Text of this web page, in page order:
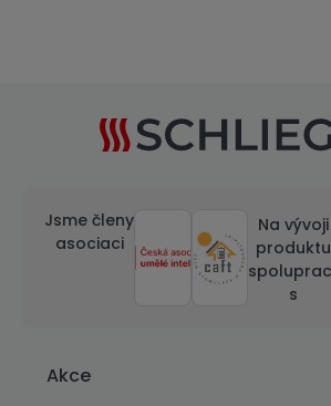
Jsme členy
asociaci
Na vývoji
produktu
s
Akce